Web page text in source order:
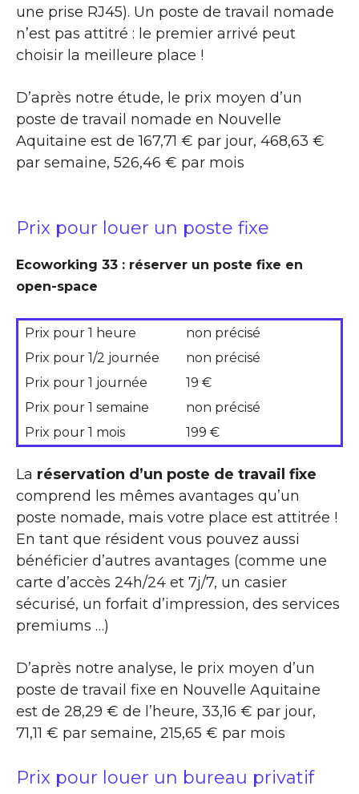
une prise RJ45). Un poste de travail nomade
n’est pas attitré : le premier arrivé peut
choisir la meilleure place !
D’après notre étude, le prix moyen d’un
poste de travail nomade en Nouvelle
Aquitaine est de 167,71 € par jour, 468,63 €
par semaine, 526,46 € par mois
Prix pour louer un poste fixe
Ecoworking 33 : réserver un poste fixe en
open-space
Prix pour 1 heure
non précisé
Prix pour 1/2 journée
non précisé
Prix pour 1 journée
19 €
Prix pour 1 semaine
non précisé
Prix pour 1 mois
199 €
La réservation d’un poste de travail fixe
comprend les mêmes avantages qu’un
poste nomade, mais votre place est attitrée !
En tant que résident vous pouvez aussi
bénéficier d’autres avantages (comme une
carte d’accès 24h/24 et 7j/7, un casier
sécurisé, un forfait d’impression, des services
premiums …)
D’après notre analyse, le prix moyen d’un
poste de travail fixe en Nouvelle Aquitaine
est de 28,29 € de l’heure, 33,16 € par jour,
71,11 € par semaine, 215,65 € par mois
Prix pour louer un bureau privatif